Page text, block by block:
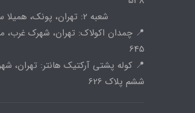
شعبه 2: تهران، پونک، همیلا سنتر، طبقه اول 143
📍 چمدان اکولاک: تهران، شهرک غرب،
645
📍 کوله پشتی آرکتیک هانتر: تهران،
ششم پلاک 626